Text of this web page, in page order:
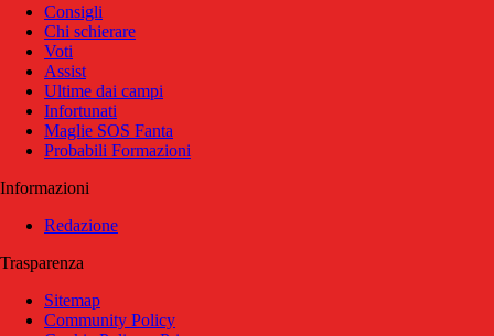
Consigli
Chi schierare
Voti
Assist
Ultime dai campi
Infortunati
Maglie SOS Fanta
Probabili Formazioni
Informazioni
Redazione
Trasparenza
Sitemap
Community Policy